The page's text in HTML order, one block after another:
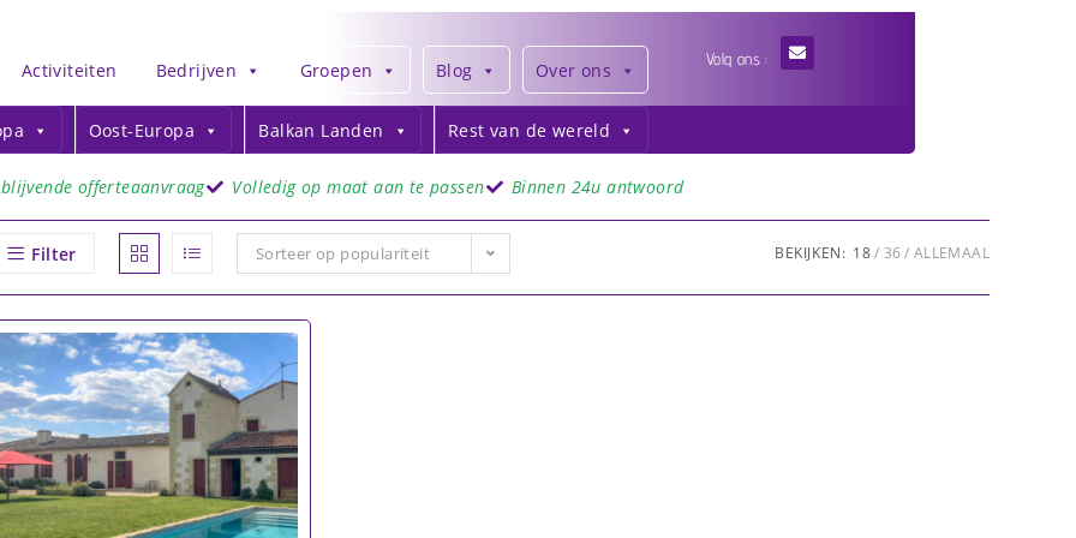
Activiteiten Bedrijven Groepen Blog Over ons Volg ons :
Oost-Europa Balkan Landen Rest van de wereld
offerteaanvraag Volledig op maat aan te passen Binnen 24u antwoord
Filter Sorteer op populariteit BEKIJKEN: 18 36 ALLEMAAL